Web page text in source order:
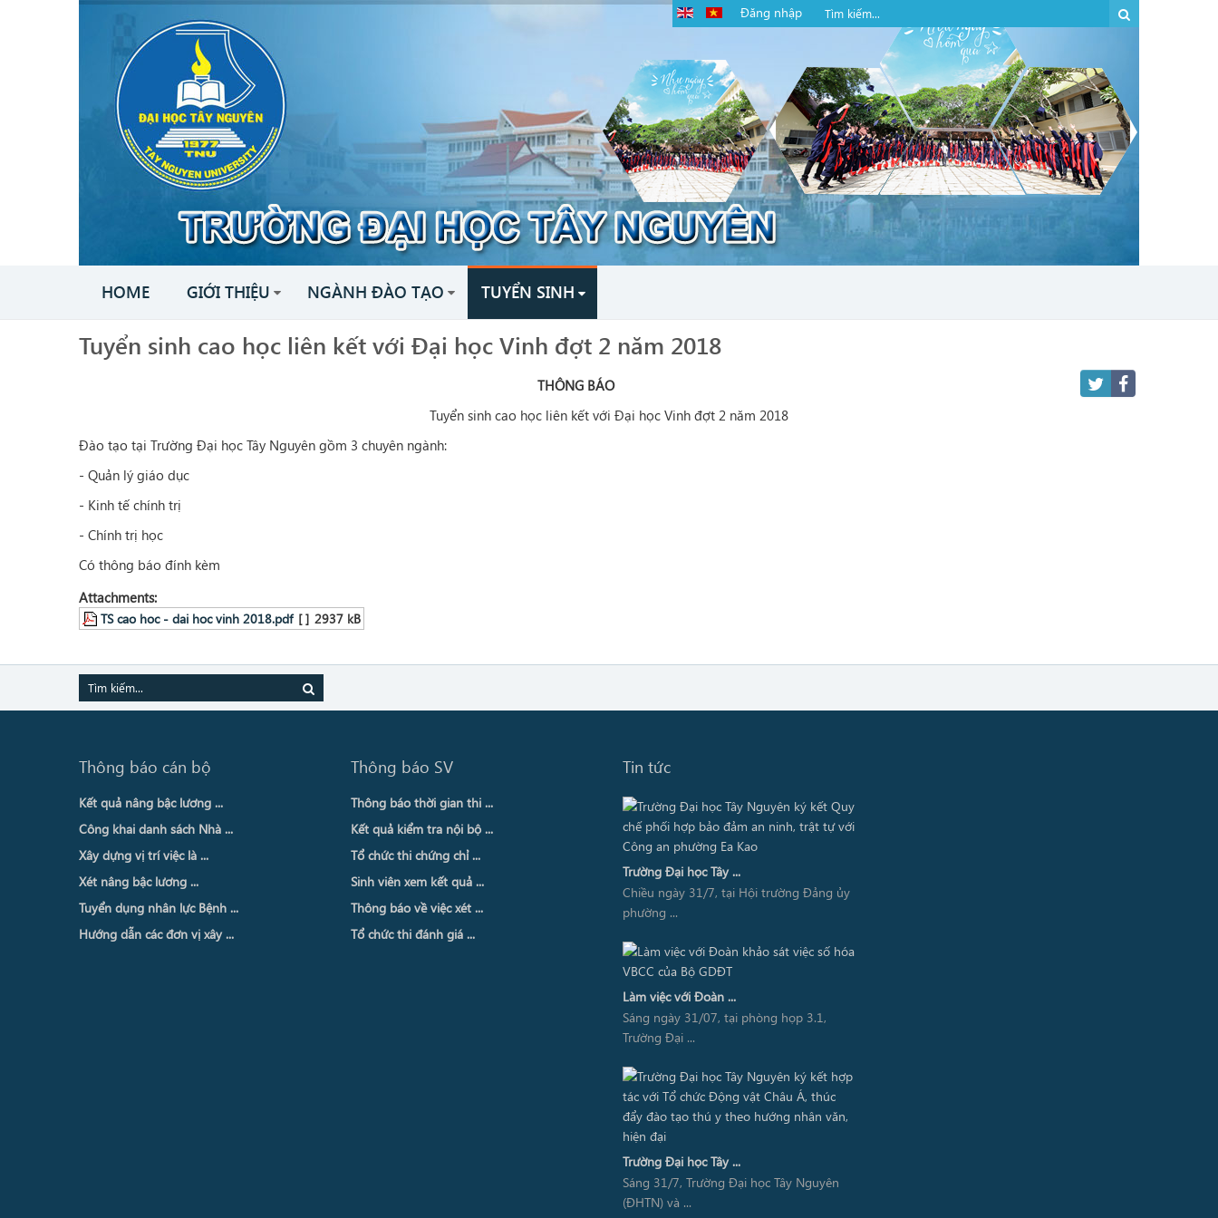
Đăng nhập
HOME GIỚI THIỆU NGÀNH ĐÀO TẠO TUYỂN SINH
Tuyển sinh cao học liên kết với Đại học Vinh đợt 2 năm 2018
THÔNG BÁO
Tuyển sinh cao học liên kết với Đại học Vinh đợt 2 năm 2018
Đào tạo tại Trường Đại học Tây Nguyên gồm 3 chuyên ngành:
- Quản lý giáo dục
- Kinh tế chính trị
- Chính trị học
Có thông báo đính kèm
Attachments:
TS cao hoc - dai hoc vinh 2018.pdf [ ] 2937 kB
Thông báo cán bộ
Kết quả nâng bậc lương ...
Công khai danh sách Nhà ...
Xây dựng vị trí việc là ...
Xét nâng bậc lương ...
Tuyển dụng nhân lực Bệnh ...
Hướng dẫn các đơn vị xây ...
Thông báo SV
Thông báo thời gian thi ...
Kết quả kiểm tra nội bộ ...
Tổ chức thi chứng chỉ ...
Sinh viên xem kết quả ...
Thông báo về việc xét ...
Tổ chức thi đánh giá ...
Tin tức
Trường Đại học Tây ...
Chiều ngày 31/7, tại Hội trường Đảng ủy
phường ...
Làm việc với Đoàn ...
Sáng ngày 31/07, tại phòng họp 3.1,
Trường Đại ...
Trường Đại học Tây ...
Sáng 31/7, Trường Đại học Tây Nguyên
(ĐHTN) và ...